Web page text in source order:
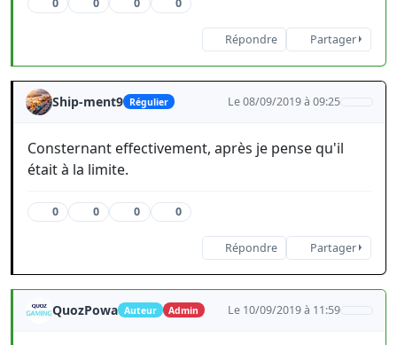
Répondre Partager
Ship-ment9 Régulier Le 08/09/2019 à 09:25
Consternant effectivement, après je pense qu'il
était à la limite.
0 0 0 0
Répondre Partager
QuozPowa Auteur Admin Le 10/09/2019 à 11:59